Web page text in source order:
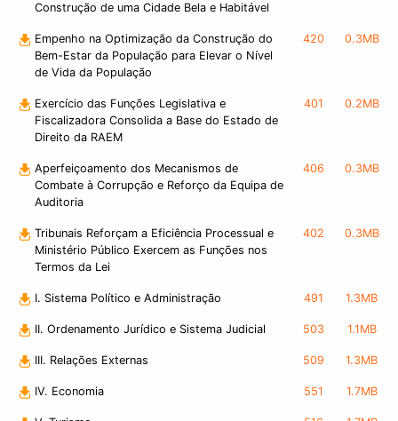
Construção de uma Cidade Bela e Habitável
Empenho na Optimização da Construção do
Bem-Estar da População para Elevar o Nível
de Vida da População
420 0.3MB
Exercício das Funções Legislativa e
Fiscalizadora Consolida a Base do Estado de
Direito da RAEM
401 0.2MB
Aperfeiçoamento dos Mecanismos de
Combate à Corrupção e Reforço da Equipa de
Auditoria
406 0.3MB
Tribunais Reforçam a Eficiência Processual e
Ministério Público Exercem as Funções nos
Termos da Lei
402 0.3MB
I. Sistema Político e Administração 491 1.3MB
II. Ordenamento Jurídico e Sistema Judicial 503 1.1MB
III. Relações Externas 509 1.3MB
IV. Economia 551 1.7MB